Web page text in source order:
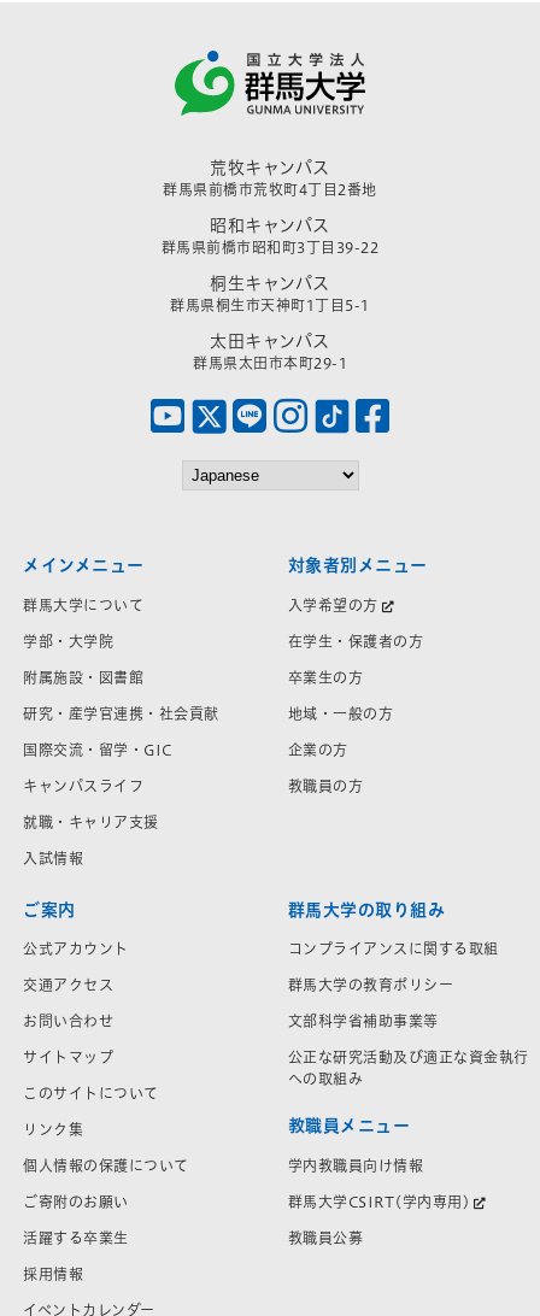
荒牧キャンパス
群馬県前橋市荒牧町4丁目2番地
昭和キャンパス
群馬県前橋市昭和町3丁目39-22
桐生キャンパス
群馬県桐生市天神町1丁目5-1
太田キャンパス
群馬県太田市本町29-1
メインメニュー
群馬大学について
学部・大学院
附属施設・図書館
研究・産学官連携・社会貢献
国際交流・留学・GIC
キャンパスライフ
就職・キャリア支援
入試情報
対象者別メニュー
入学希望の方
在学生・保護者の方
卒業生の方
地域・一般の方
企業の方
教職員の方
ご案内
公式アカウント
交通アクセス
お問い合わせ
サイトマップ
このサイトについて
リンク集
個人情報の保護について
ご寄附のお願い
活躍する卒業生
採用情報
イベントカレンダー
群馬大学の取り組み
コンプライアンスに関する取組
群馬大学の教育ポリシー
文部科学省補助事業等
公正な研究活動及び適正な資金執行
への取組み
教職員メニュー
学内教職員向け情報
群馬大学CSIRT(学内専用)
教職員公募